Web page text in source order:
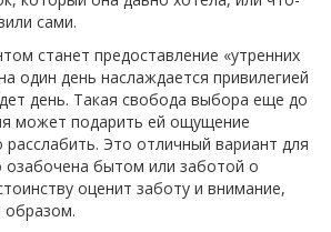
сами.
станет предоставление «утренних
один день наслаждается привилегией
день. Такая свобода выбора еще до
может подарить ей ощущение
расслабить. Это отличный вариант для
озабочена бытом или заботой о
оценит заботу и внимание,
образом.